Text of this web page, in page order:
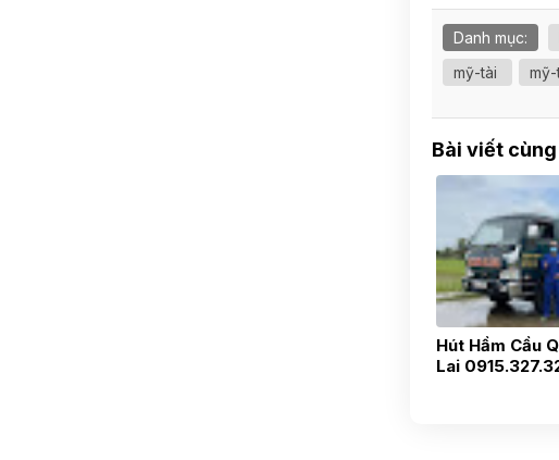
Danh mục:
mỹ-tài
mỹ-
Bài viết
Hút Hầm Cầu
Lai